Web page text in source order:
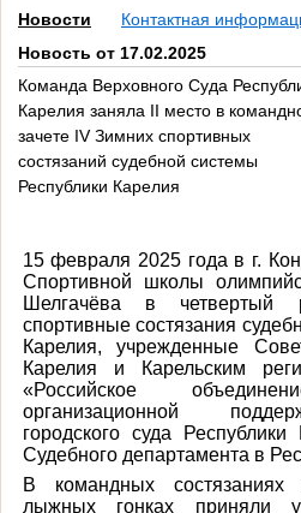
Новости
Контактная
Новость от 17.02.2025
Команда Верховного Суда
Карелия заняла II место в
зачете IV Зимних спортивных
состязаний судебной системы
Республики Карелия
15 февраля 2025 года в г.
Спортивной школы
Шелгачёва в
спортивные состязания
Карелия, учрежденные
Карелия и Карельским
«Российское
организационной
городского суда
Судебного департамента в
В командных
лыжных гонках приняли